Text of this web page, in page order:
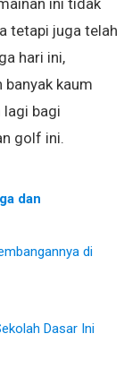
tetapi juga telah
hari ini,
kaum
lagi bagi
golf ini.
dan
di
Dasar Ini